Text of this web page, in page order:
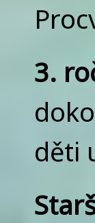
3.
děti